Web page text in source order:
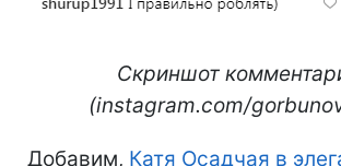
Скриншот
(instagram.com/
Добавим, Катя Осадчая в